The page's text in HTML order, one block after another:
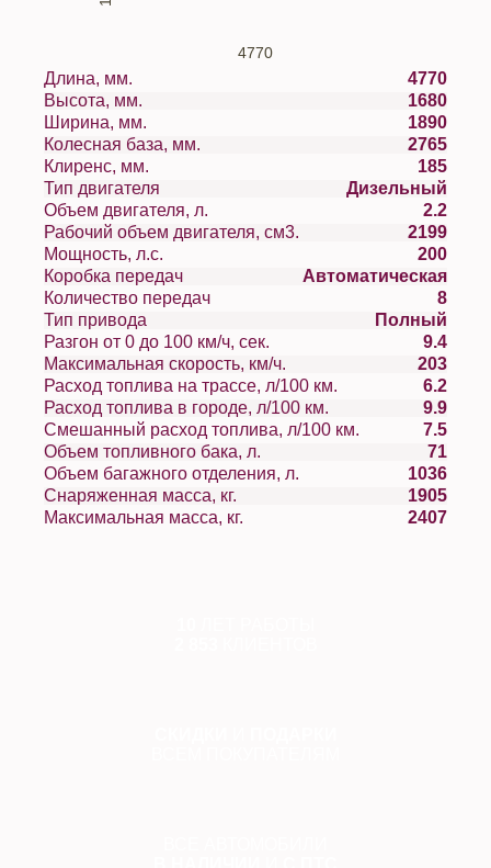
4770
Длина, мм.
4770
Высота, мм.
1680
Ширина, мм.
1890
Колесная база, мм.
2765
Клиренс, мм.
185
Тип двигателя
Дизельный
Объем двигателя, л.
2.2
Рабочий объем двигателя, см3.
2199
Мощность, л.с.
200
Коробка передач
Автоматическая
Количество передач
8
Тип привода
Полный
Разгон от 0 до 100 км/ч, сек.
9.4
Максимальная скорость, км/ч.
203
Расход топлива на трассе, л/100 км.
6.2
Расход топлива в городе, л/100 км.
9.9
Смешанный расход топлива, л/100 км.
7.5
Объем топливного бака, л.
71
Объем багажного отделения, л.
1036
Снаряженная масса, кг.
1905
Максимальная масса, кг.
2407